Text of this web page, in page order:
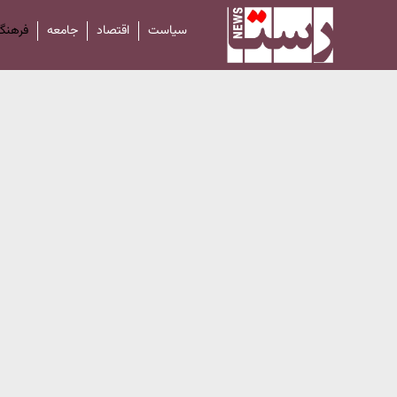
سیاست اقتصاد جامعه